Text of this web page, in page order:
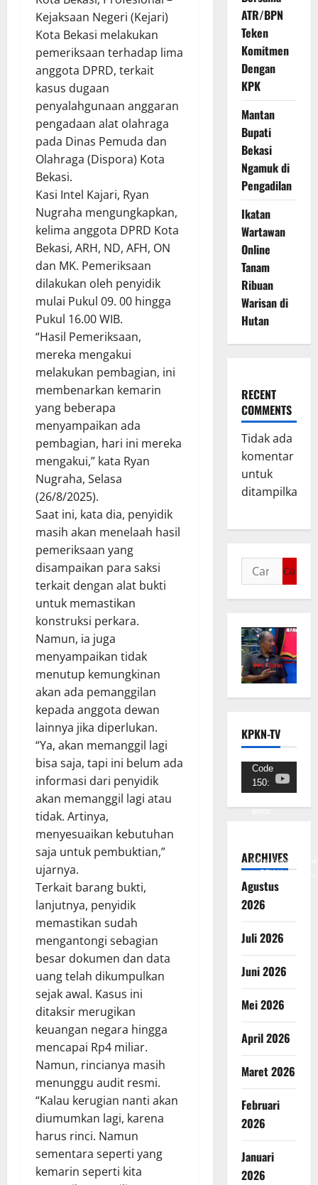
Kejaksaan Negeri (Kejari)
Kota Bekasi melakukan
pemeriksaan terhadap lima
anggota DPRD, terkait
kasus dugaan
penyalahgunaan anggaran
pengadaan alat olahraga
pada Dinas Pemuda dan
Olahraga (Dispora) Kota
Bekasi.
Kasi Intel Kajari, Ryan
Nugraha mengungkapkan,
kelima anggota DPRD Kota
Bekasi, ARH, ND, AFH, ON
dan MK. Pemeriksaan
dilakukan oleh penyidik
mulai Pukul 09. 00 hingga
Pukul 16.00 WIB.
“Hasil Pemeriksaan,
mereka mengakui
melakukan pembagian, ini
membenarkan kemarin
yang beberapa
menyampaikan ada
pembagian, hari ini mereka
mengakui,” kata Ryan
Nugraha, Selasa
(26/8/2025).
Saat ini, kata dia, penyidik
masih akan menelaah hasil
pemeriksaan yang
disampaikan para saksi
terkait dengan alat bukti
untuk memastikan
konstruksi perkara.
Namun, ia juga
menyampaikan tidak
menutup kemungkinan
akan ada pemanggilan
kepada anggota dewan
lainnya jika diperlukan.
“Ya, akan memanggil lagi
bisa saja, tapi ini belum ada
informasi dari penyidik
akan memanggil lagi atau
tidak. Artinya,
menyesuaikan kebutuhan
saja untuk pembuktian,”
ujarnya.
Terkait barang bukti,
lanjutnya, penyidik
memastikan sudah
mengantongi sebagian
besar dokumen dan data
uang telah dikumpulkan
sejak awal. Kasus ini
ditaksir merugikan
keuangan negara hingga
mencapai Rp4 miliar.
Namun, rincianya masih
menunggu audit resmi.
“Kalau kerugian nanti akan
diumumkan lagi, karena
harus rinci. Namun
sementara seperti yang
kemarin seperti kita
ATR/BPN
Teken
Komitmen
Dengan
KPK
Mantan
Bupati
Bekasi
Ngamuk di
Pengadilan
Ikatan
Wartawan
Online
Tanam
Ribuan
Warisan di
Hutan
RECENT
COMMENTS
Tidak ada
komentar
untuk
ditampilkan.
KPKN-TV
Pemutar
Video
Code
150:
error.
https://
ARCHIVES
Agustus
2026
Juli 2026
Juni 2026
Mei 2026
April 2026
Maret 2026
Februari
2026
Januari
2026